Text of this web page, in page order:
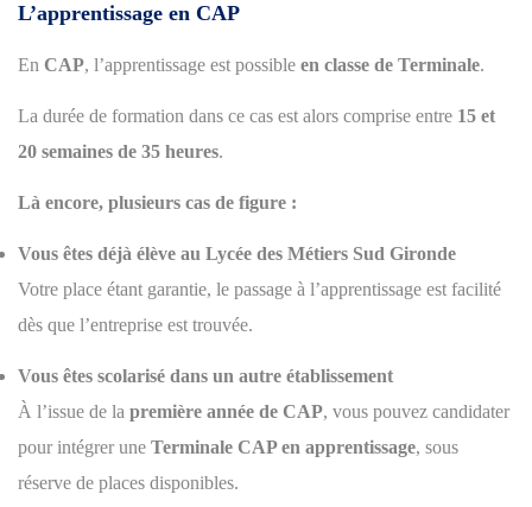
L’apprentissage en CAP
En CAP, l’apprentissage est possible en classe de Terminale.
La durée de formation dans ce cas est alors comprise entre 15 et
20 semaines de 35 heures.
Là encore, plusieurs cas de figure :
Vous êtes déjà élève au Lycée des Métiers Sud Gironde
Votre place étant garantie, le passage à l’apprentissage est facilité
dès que l’entreprise est trouvée.
Vous êtes scolarisé dans un autre établissement
À l’issue de la première année de CAP, vous pouvez candidater
pour intégrer une Terminale CAP en apprentissage, sous
réserve de places disponibles.